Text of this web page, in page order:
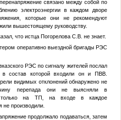
связано между собой по
электроэнергии в каждом дворе
которые они не рекомендуют
вышестоящему руководству.
что истца Погорелова С.В. не знает.
оперативно выездной бригады РЭС
РЭС по сигналу жителей послал
в состав которой входили он и
ПВВ
видимых отклонений обнаружено не
перепада они не выясняли в
только на ТП, на входе в каждое
производили.
продолжало подаваться, затем